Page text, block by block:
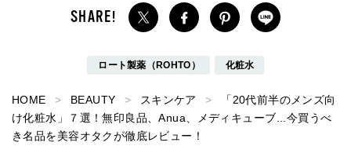
ロート製薬（ROHTO） 化粧水
HOME BEAUTY スキンケア
「20代前半のメンズ向
け化粧水」７選！無印良品、Anua、メディキューブ...今買うべ
き名品を美容オタクが徹底レビュー！